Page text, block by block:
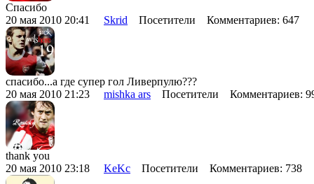
Спасибо
20 мая 2010 20:41 Skrid Посетители Комментариев: 647
спасибо...а где супер гол Ливерпулю???
20 мая 2010 21:23 mishka ars Посетители Комментариев:
thank you
20 мая 2010 23:18 KeKc Посетители Комментариев: 738